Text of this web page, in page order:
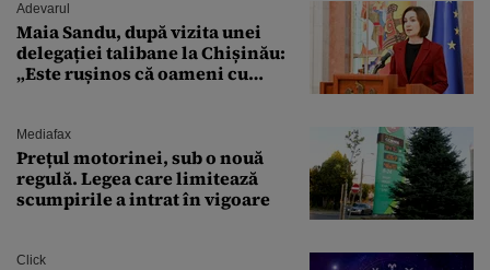
Adevarul
Maia Sandu, după vizita unei
delegației talibane la Chișinău:
„Este rușinos că oameni cu
Mediafax
Prețul motorinei, sub o nouă
regulă. Legea care limitează
scumpirile a intrat în vigoare
Click